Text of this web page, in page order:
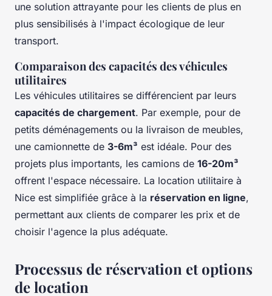
une solution attrayante pour les clients de plus en
plus sensibilisés à l'impact écologique de leur
transport.
Comparaison des capacités des véhicules
utilitaires
Les véhicules utilitaires se différencient par leurs
capacités de chargement. Par exemple, pour de
petits déménagements ou la livraison de meubles,
une camionnette de 3-6m³ est idéale. Pour des
projets plus importants, les camions de 16-20m³
offrent l'espace nécessaire. La location utilitaire à
Nice est simplifiée grâce à la réservation en ligne,
permettant aux clients de comparer les prix et de
choisir l'agence la plus adéquate.
Processus de réservation et options
de location